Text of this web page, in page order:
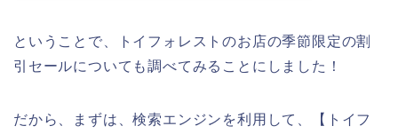
ということで、トイフォレストのお店の季節限定の割
引セールについても調べてみることにしました！
だから、まずは、検索エンジンを利用して、【トイフ